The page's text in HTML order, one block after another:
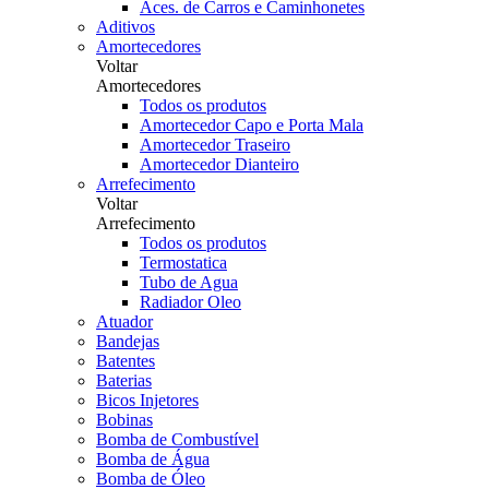
Aces. de Carros e Caminhonetes
Aditivos
Amortecedores
Voltar
Amortecedores
Todos os produtos
Amortecedor Capo e Porta Mala
Amortecedor Traseiro
Amortecedor Dianteiro
Arrefecimento
Voltar
Arrefecimento
Todos os produtos
Termostatica
Tubo de Agua
Radiador Oleo
Atuador
Bandejas
Batentes
Baterias
Bicos Injetores
Bobinas
Bomba de Combustível
Bomba de Água
Bomba de Óleo